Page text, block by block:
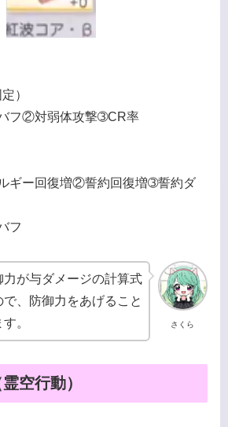
）
フ②対弱体攻撃➂CR率
ギー回復増②誓約回復増➂誓約ダ
フ
さくら
が与ダメージの計算式
、防御力をあげること
。
空行動）